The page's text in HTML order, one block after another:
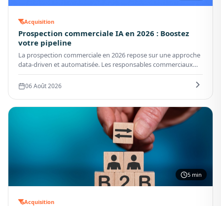
Acquisition
Prospection commerciale IA en 2026 : Boostez
votre pipeline
La prospection commerciale en 2026 repose sur une approche
data-driven et automatisée. Les responsables commerciaux
doivent gérer des pipelines complexes avec des volumes de
leads toujours plus importants. L'IA répond à ce défi en
déléguant les tâches répétitives aux agents virtuels.
06 Août 2026
5 min
Acquisition